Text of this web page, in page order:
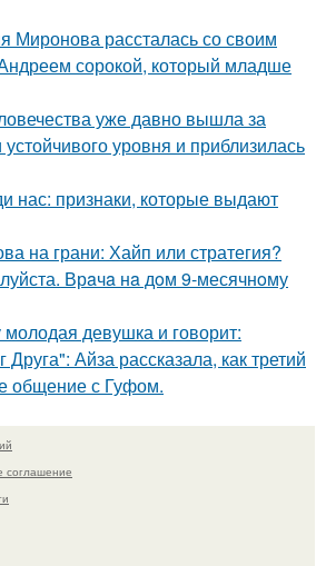
Миронова рассталась со своим
сорокой, который младше
уже давно вышла за
устойчивого уровня и приблизилась
нас: признаки, которые выдают
на грани: Хайп или стратегия?
Врaчa нa дoм 9-месячнoму
молодая девушка и говорит:
Айза рассказала, как третий
общение с Гуфом.
соглашение